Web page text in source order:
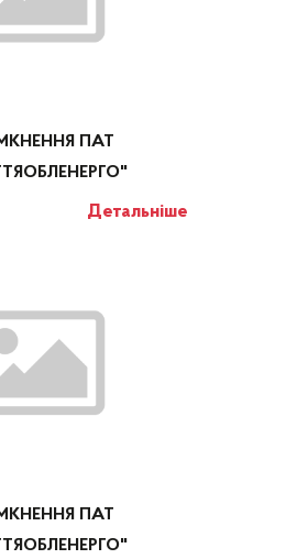
ПАТ
Детальніше
ПАТ